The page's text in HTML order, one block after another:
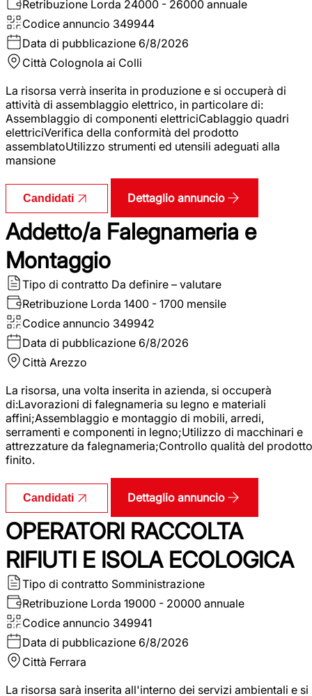
Retribuzione Lorda 24000 - 26000 annuale
Codice annuncio 349944
Data di pubblicazione 6/8/2026
Città Colognola ai Colli
La risorsa verrà inserita in produzione e si occuperà di
attività di assemblaggio elettrico, in particolare di:
Assemblaggio di componenti elettriciCablaggio quadri
elettriciVerifica della conformità del prodotto
assemblatoUtilizzo strumenti ed utensili adeguati alla
mansione
Candidati Dettaglio annuncio
Addetto/a Falegnameria e
Montaggio
Tipo di contratto Da definire – valutare
Retribuzione Lorda 1400 - 1700 mensile
Codice annuncio 349942
Data di pubblicazione 6/8/2026
Città Arezzo
La risorsa, una volta inserita in azienda, si occuperà
di:Lavorazioni di falegnameria su legno e materiali
affini;Assemblaggio e montaggio di mobili, arredi,
serramenti e componenti in legno;Utilizzo di macchinari e
attrezzature da falegnameria;Controllo qualità del prodotto
finito.
Candidati Dettaglio annuncio
OPERATORI RACCOLTA
RIFIUTI E ISOLA ECOLOGICA
Tipo di contratto Somministrazione
Retribuzione Lorda 19000 - 20000 annuale
Codice annuncio 349941
Data di pubblicazione 6/8/2026
Città Ferrara
La risorsa sarà inserita all'interno dei servizi ambientali e si